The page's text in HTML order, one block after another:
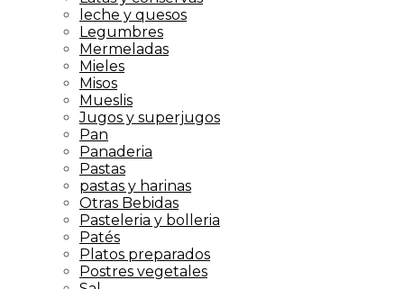
leche y quesos
Legumbres
Mermeladas
Mieles
Misos
Mueslis
Jugos y superjugos
Pan
Panaderia
Pastas
pastas y harinas
Otras Bebidas
Pasteleria y bolleria
Patés
Platos preparados
Postres vegetales